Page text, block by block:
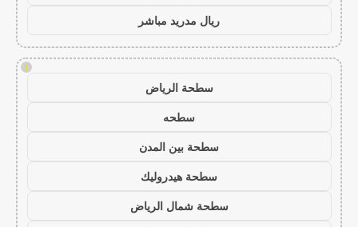
ريال مدريد مباشر
!
سطحة الرياض
سطحه
سطحة بين المدن
سطحة هيدروليك
سطحة شمال الرياض